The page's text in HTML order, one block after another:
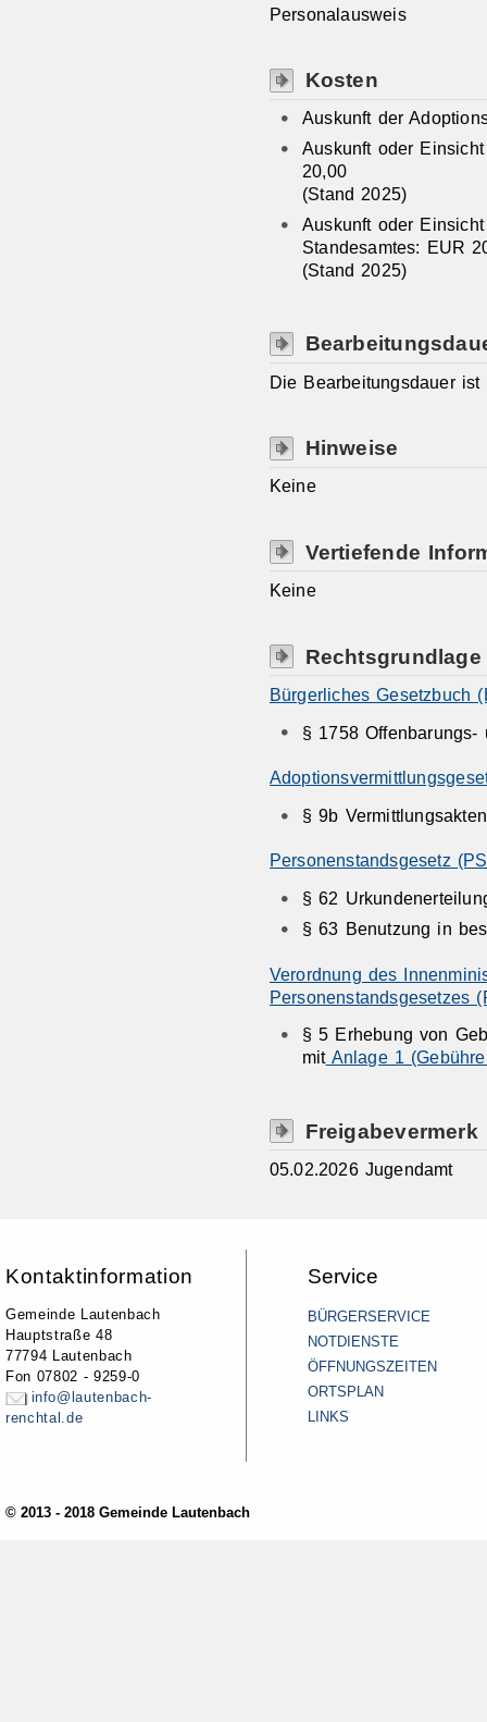
Personalausweis
Kosten
Auskunft der
Auskunft oder
20,00
(Stand 2025)
Auskunft oder
Standesamtes: EUR
(Stand 2025)
Die Bearbeitungsdauer
Hinweise
Keine
Vertiefende
Keine
Rechtsgrundlage
Bürgerliches Gesetzbuch
§ 1758 Offenbarungs-
§ 9b Vermittlungsakten
Personenstandsgesetz
§ 62
§ 63 Benutzung in
Verordnung des
Personenstandsgesetzes
§ 5 Erhebung von
mitAnlage 1
Freigabevermerk
05.02.2026 Jugendamt
Kontaktinformation
Gemeinde Lautenbach
Hauptstraße 48
77794 Lautenbach
Fon 07802 - 9259-0
info@lautenbach-
renchtal.de
Service
BÜRGERSERVICE
NOTDIENSTE
ÖFFNUNGSZEITEN
ORTSPLAN
LINKS
© 2013 - 2018 Gemeinde Lautenbach